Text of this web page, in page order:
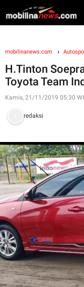
mobilinanews.com
H.Tinton
Toyota Team
Kamis, 21/11/2019 05:30
redaksi